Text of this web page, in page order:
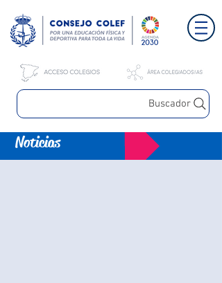
Buscador
Noticias